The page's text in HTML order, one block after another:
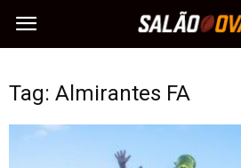
Tag: Almirantes FA